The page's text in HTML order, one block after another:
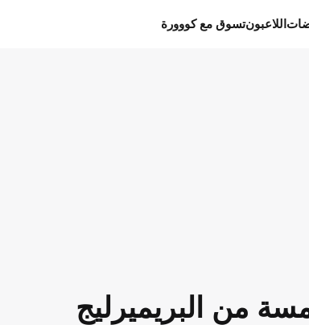
اللاعبونتسوق مع كووورة
من البريميرليج